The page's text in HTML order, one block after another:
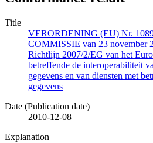
Title
VERORDENING (EU) Nr.
COMMISSIE van 23 november
Richtlijn 2007/2/EG van het
betreffende de interoperabiliteit
gegevens en van diensten met
gegevens
Date (Publication date)
2010-12-08
Explanation